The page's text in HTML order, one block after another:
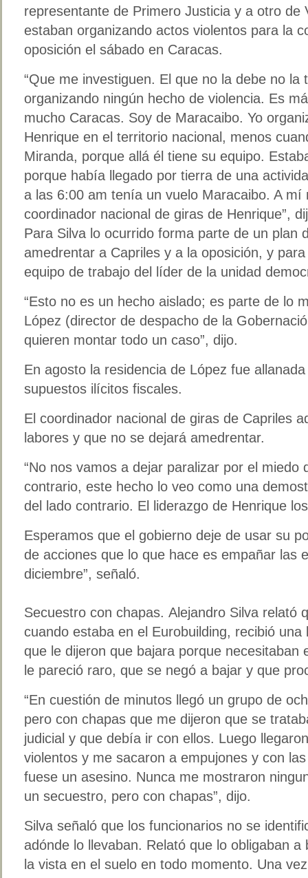
representante de Primero Justicia y a otro de
estaban organizando actos violentos para la
oposición el sábado en Caracas.
“Que me investiguen. El que no la debe no la
organizando ningún hecho de violencia. Es
mucho Caracas. Soy de Maracaibo. Yo
Henrique en el territorio nacional, menos
Miranda, porque allá él tiene su equipo.
porque había llegado por tierra de una
a las 6:00 am tenía un vuelo Maracaibo. A
coordinador nacional de giras de Henrique”,
Para Silva lo ocurrido forma parte de un plan
amedrentar a Capriles y a la oposición, y
equipo de trabajo del líder de la unidad
“Esto no es un hecho aislado; es parte de lo
López (director de despacho de la
quieren montar todo un caso”, dijo.
En agosto la residencia de López fue
supuestos ilícitos fiscales.
El coordinador nacional de giras de Capriles
labores y que no se dejará amedrentar.
“No nos vamos a dejar paralizar por el miedo
contrario, este hecho lo veo como una
del lado contrario. El liderazgo de Henrique
Esperamos que el gobierno deje de usar su
de acciones que lo que hace es empañar las
diciembre”, señaló.
Secuestro con chapas. Alejandro Silva relató
cuando estaba en el Eurobuilding, recibió
que le dijeron que bajara porque necesitaban
le pareció raro, que se negó a bajar y que
“En cuestión de minutos llegó un grupo de
pero con chapas que me dijeron que se
judicial y que debía ir con ellos. Luego
violentos y me sacaron a empujones y con
fuese un asesino. Nunca me mostraron
un secuestro, pero con chapas”, dijo.
Silva señaló que los funcionarios no se
adónde lo llevaban. Relató que lo obligaban
la vista en el suelo en todo momento. Una